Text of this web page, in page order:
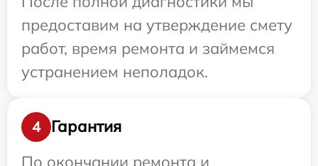
предоставим на утверждение смету
работ, время ремонта и займемся
устранением неполадок.
4
Гарантия
По окончании ремонта и